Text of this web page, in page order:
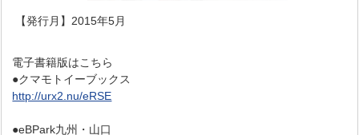
【発行月】2015年5月
電子書籍版はこちら
●クマモトイーブックス
http://urx2.nu/eRSE
●eBPark九州・山口